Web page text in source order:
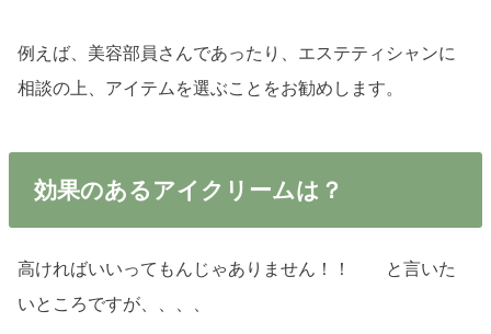
例えば、美容部員さんであったり、エステティシャンに
相談の上、アイテムを選ぶことをお勧めします。
効果のあるアイクリームは？
高ければいいってもんじゃありません！！ と言いた
いところですが、、、、